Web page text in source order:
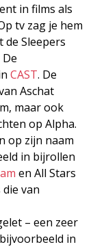
in films als
tv zag je hem
de Sleepers
CAST. De
Aschat
maar ook
op Alpha.
op zijn naam
in bijrollen
en All Stars
van
– een zeer
in